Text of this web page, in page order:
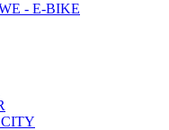
- E-BIKE
CITY